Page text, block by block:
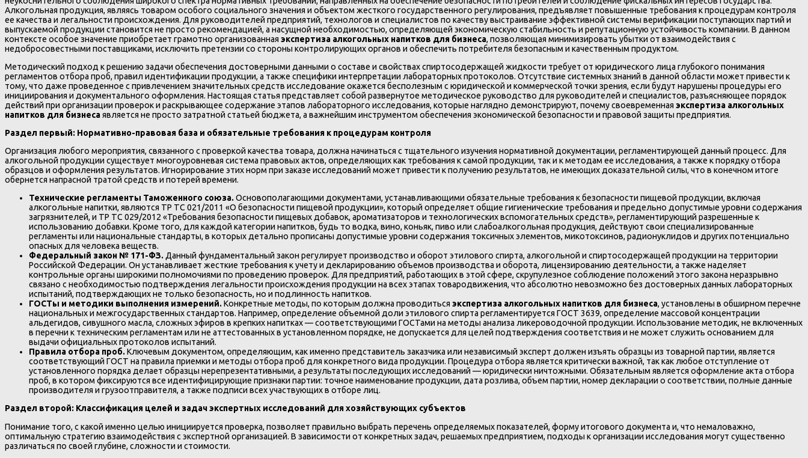
Алкогольная продукция, являясь товаром особого социального значения и объектом жесткого государственного регулирования, предъявляет повышенные требования к процедурам контроля
ее качества и легальности происхождения. Для руководителей предприятий, технологов и специалистов по качеству выстраивание эффективной системы верификации поступающих партий и
выпускаемой продукции становится не просто рекомендацией, а насущной необходимостью, определяющей экономическую стабильность и репутационную устойчивость компании. В данном
контексте особое значение приобретает грамотно организованная экспертиза алкогольных напитков для бизнеса, позволяющая минимизировать убытки от взаимодействия с
недобросовестными поставщиками, исключить претензии со стороны контролирующих органов и обеспечить потребителя безопасным и качественным продуктом.
Методический подход к решению задачи обеспечения достоверными данными о составе и свойствах спиртосодержащей жидкости требует от юридического лица глубокого понимания
регламентов отбора проб, правил идентификации продукции, а также специфики интерпретации лабораторных протоколов. Отсутствие системных знаний в данной области может привести к
тому, что даже проведенное с привлечением значительных средств исследование окажется бесполезным с юридической и коммерческой точки зрения, если будут нарушены процедуры его
инициирования и документального оформления. Настоящая статья представляет собой развернутое методическое руководство для руководителей и специалистов, разъясняющее порядок
действий при организации проверок и раскрывающее содержание этапов лабораторного исследования, которые наглядно демонстрируют, почему своевременная экспертиза алкогольных
напитков для бизнесаявляется не просто затратной статьей бюджета, а важнейшим инструментом обеспечения экономической безопасности и правовой защиты предприятия.
Раздел первый: Нормативно-правовая база и обязательные требования к процедурам контроля
Организация любого мероприятия, связанного с проверкой качества товара, должна начинаться с тщательного изучения нормативной документации, регламентирующей данный процесс. Для
алкогольной продукции существует многоуровневая система правовых актов, определяющих как требования к самой продукции, так и к методам ее исследования, а также к порядку отбора
образцов и оформления результатов. Игнорирование этих норм при заказе исследований может привести к получению результатов, не имеющих доказательной силы, что в конечном итоге
обернется напрасной тратой средств и потерей времени.
Технические регламенты Таможенного союза.Основополагающими документами, устанавливающими обязательные требования к безопасности пищевой продукции, включая
алкогольные напитки, являются ТР ТС 021/2011 «О безопасности пищевой продукции», который определяет общие гигиенические требования и предельно допустимые уровни содержания
загрязнителей, и ТР ТС 029/2012 «Требования безопасности пищевых добавок, ароматизаторов и технологических вспомогательных средств», регламентирующий разрешенные к
использованию добавки. Кроме того, для каждой категории напитков, будь то водка, вино, коньяк, пиво или слабоалкогольная продукция, действуют свои специализированные
регламенты или национальные стандарты, в которых детально прописаны допустимые уровни содержания токсичных элементов, микотоксинов, радионуклидов и других потенциально
опасных для человека веществ.
Федеральный закон № 171-ФЗ.Данный фундаментальный закон регулирует производство и оборот этилового спирта, алкогольной и спиртосодержащей продукции на территории
Российской Федерации. Он устанавливает жесткие требования к учету и декларированию объемов производства и оборота, лицензированию деятельности, а также наделяет
контрольные органы широкими полномочиями по проведению проверок. Для предприятий, работающих в этой сфере, скрупулезное соблюдение положений этого закона неразрывно
связано с необходимостью подтверждения легальности происхождения продукции на всех этапах товародвижения, что абсолютно невозможно без достоверных данных лабораторных
испытаний, подтверждающих не только безопасность, но и подлинность напитков.
ГОСТы и методики выполнения измерений.Конкретные методы, по которым должна проводиться экспертиза алкогольных напитков для бизнеса, установлены в обширном перечне
национальных и межгосударственных стандартов. Например, определение объемной доли этилового спирта регламентируется ГОСТ 3639, определение массовой концентрации
альдегидов, сивушного масла, сложных эфиров в крепких напитках — соответствующими ГОСТами на методы анализа ликероводочной продукции. Использование методик, не включенных
в перечни к техническим регламентам или не аттестованных в установленном порядке, не допускается для целей подтверждения соответствия и не может служить основанием для
выдачи официальных протоколов испытаний.
Правила отбора проб.Ключевым документом, определяющим, как именно представитель заказчика или независимый эксперт должен изъять образцы из товарной партии, является
соответствующий ГОСТ на правила приемки и методы отбора проб для конкретного вида продукции. Процедура отбора является критически важной, так как любое отступление от
установленного порядка делает образцы нерепрезентативными, а результаты последующих исследований — юридически ничтожными. Обязательным является оформление акта отбора
проб, в котором фиксируются все идентифицирующие признаки партии: точное наименование продукции, дата розлива, объем партии, номер декларации о соответствии, полные данные
производителя и грузоотправителя, а также подписи всех участвующих в отборе лиц.
Раздел второй: Классификация целей и задач экспертных исследований для хозяйствующих субъектов
Понимание того, с какой именно целью инициируется проверка, позволяет правильно выбрать перечень определяемых показателей, форму итогового документа и, что немаловажно,
оптимальную стратегию взаимодействия с экспертной организацией. В зависимости от конкретных задач, решаемых предприятием, подходы к организации исследования могут существенно
различаться по своей глубине, сложности и стоимости.